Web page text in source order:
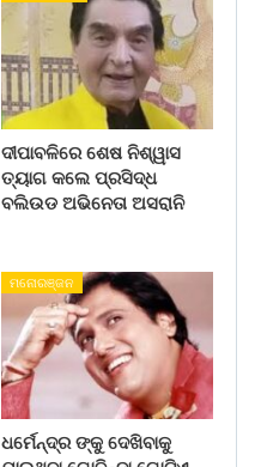
ଦୀପାବଳିରେ ଶେଷ ନିଶ୍ୱାସ
ତ୍ୟାଗ କଲେ ପ୍ରସିଦ୍ଧ
ବଲିଉଡ ଅଭିନେତା ଅସରାନି
ମନୋରଞ୍ଜନ
ଧର୍ମେନ୍ଦ୍ର ଙ୍କୁ ଦେଖିବାକୁ